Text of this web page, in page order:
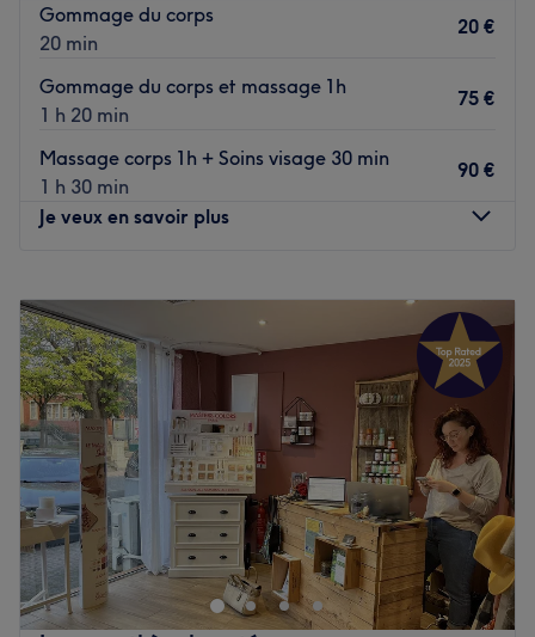
Gommage du corps
20 min
20 €
Gommage du corps et massage 1h
1 h 20 min
75 €
Massage corps 1h + Soins visage 30 min
1 h 30 min
90 €
Je veux en savoir plus
Mardi
09:00–
18:30
Mercredi
09:00–18:30
Jeudi
09:00–18:30
Vendredi
09:00 –
18:30
Samedi
09:30 –
17:00
Dimanche
Fermé
L'instant Clara, situé à Blan, est un institut de beauté qui
vous invite à une parenthèse de soin complète. Dans une
atmosphère cocooning et apaisante, Clara vous propose
une expertise complète, allant de l'onglerie aux soins du
visage et du corps.